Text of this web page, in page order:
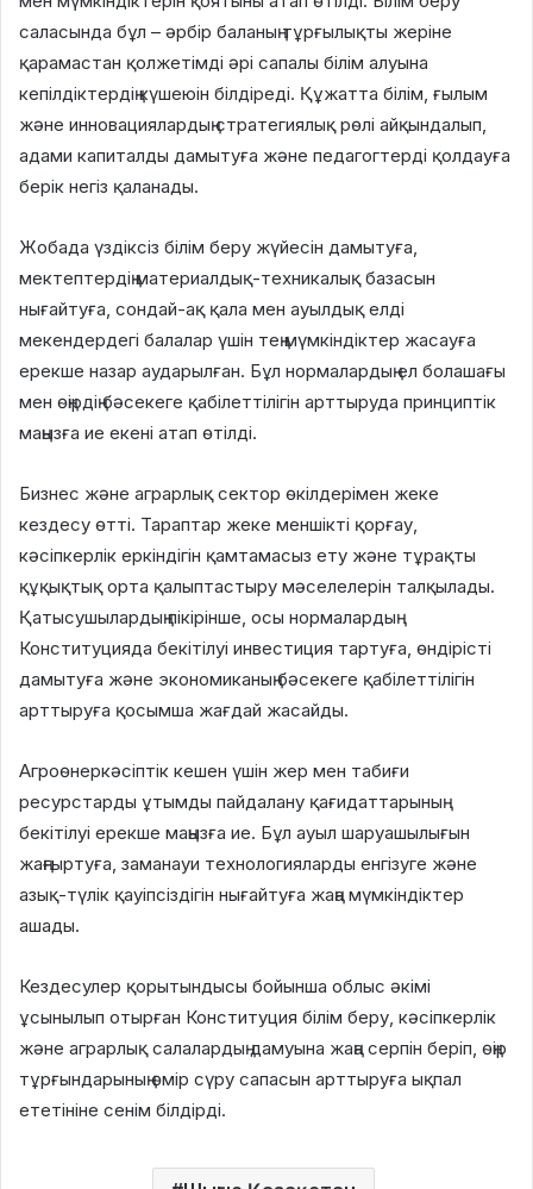
саласында бұл – әрбір баланың тұрғылықты жеріне
қарамастан қолжетімді әрі сапалы білім алуына
кепілдіктердің күшеюін білдіреді. Құжатта білім, ғылым
және инновациялардың стратегиялық рөлі айқындалып,
адами капиталды дамытуға және педагогтерді қолдауға
берік негіз қаланады.
Жобада үздіксіз білім беру жүйесін дамытуға,
мектептердің материалдық-техникалық базасын
нығайтуға, сондай-ақ қала мен ауылдық елді
мекендердегі балалар үшін тең мүмкіндіктер жасауға
ерекше назар аударылған. Бұл нормалардың ел болашағы
мен өңірдің бәсекеге қабілеттілігін арттыруда принциптік
маңызға ие екені атап өтілді.
Бизнес және аграрлық сектор өкілдерімен жеке
кездесу өтті. Тараптар жеке меншікті қорғау,
кәсіпкерлік еркіндігін қамтамасыз ету және тұрақты
құқықтық орта қалыптастыру мәселелерін талқылады.
Қатысушылардың пікірінше, осы нормалардың
Конституцияда бекітілуі инвестиция тартуға, өндірісті
дамытуға және экономиканың бәсекеге қабілеттілігін
арттыруға қосымша жағдай жасайды.
Агроөнеркәсіптік кешен үшін жер мен табиғи
ресурстарды ұтымды пайдалану қағидаттарының
бекітілуі ерекше маңызға ие. Бұл ауыл шаруашылығын
жаңғыртуға, заманауи технологияларды енгізуге және
азық-түлік қауіпсіздігін нығайтуға жаңа мүмкіндіктер
ашады.
Кездесулер қорытындысы бойынша облыс әкімі
ұсынылып отырған Конституция білім беру, кәсіпкерлік
және аграрлық салалардың дамуына жаңа серпін беріп, өңір
тұрғындарының өмір сүру сапасын арттыруға ықпал
ететініне сенім білдірді.